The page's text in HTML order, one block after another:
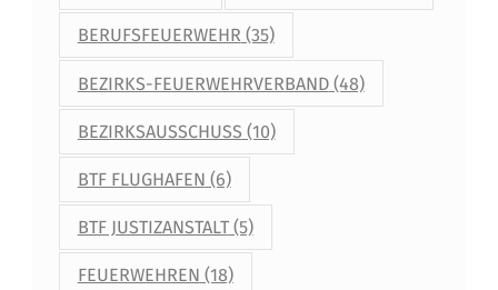
BERUFSFEUERWEHR (35)
BEZIRKS-FEUERWEHRVERBAND(48)
BEZIRKSAUSSCHUSS (10)
BTF FLUGHAFEN (6)
BTF JUSTIZANSTALT(5)
FEUERWEHREN (18)